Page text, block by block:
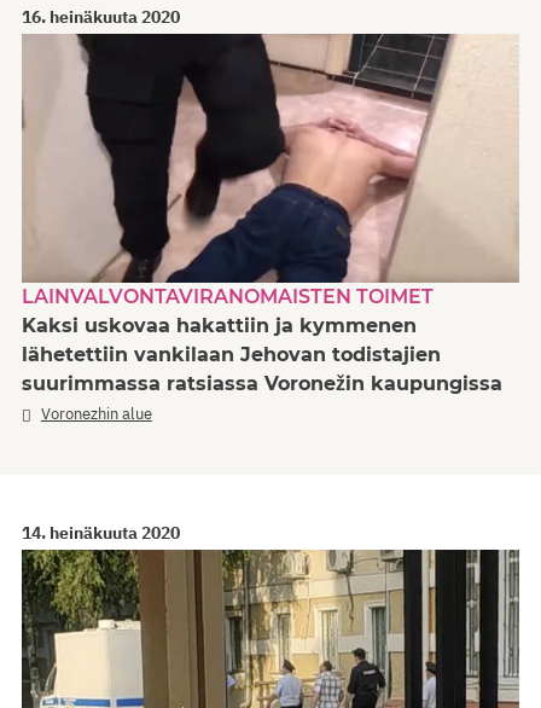
16. heinäkuuta 2020
LAINVALVONTAVIRANOMAISTEN TOIMET
Kaksi uskovaa hakattiin ja kymmenen
lähetettiin vankilaan Jehovan todistajien
suurimmassa ratsiassa Voronežin kaupungissa
Voronezhin alue
14. heinäkuuta 2020